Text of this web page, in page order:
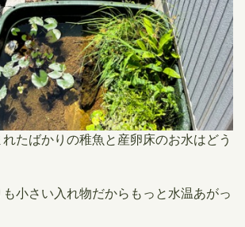
たばかりの稚魚と産卵床のお水はどう
小さい入れ物だからもっと水温あがっ